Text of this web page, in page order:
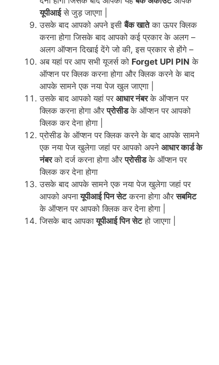
यूपीआईसे जुड़ जाएगा |
उसके बाद आपको अपने इसीबैंक खातेका ऊपर क्लिक
करना होगा जिसके बाद आपको कई प्रकार के अलग –
अलग ऑप्शन दिखाई देंगे जो की, इस प्रकार से होंगे –
अब यहां पर आप सभी यूजर्स को Forget UPI PIN के
ऑप्शन पर क्लिक करना होगा और क्लिक करने के बाद
आपके सामने एक नया पेज खुल जाएगा |
उसके बाद आपको यहां पर आधार नंबरके ऑप्शन पर
क्लिक करना होगा औरप्रोसीडके ऑप्शन पर आपको
क्लिक कर देना होगा |
प्रोसीड के ऑप्शन पर क्लिक करने के बाद आपके सामने
एक नया पेज खुलेगा जहां पर आपको अपने आधार कार्ड के
नंबरको दर्ज करना होगा औरप्रोसीडके ऑप्शन पर
क्लिक कर देना होगा
उसके बाद आपके सामने एक नया पेज खुलेगा जहां पर
आपको अपनायूपीआई पिन सेटकरना होगा और सबमिट
के ऑप्शन पर आपको क्लिक कर देना होगा |
जिसके बाद आपकायूपीआई पिन सेटहो जाएगा |